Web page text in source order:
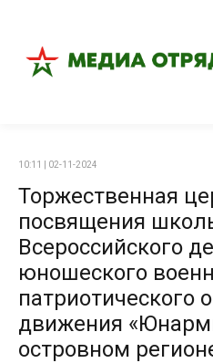
10:11 | 02-11-2024
Торжественная
посвящения
Всероссийского
юношеского
патриотического
движения
островном